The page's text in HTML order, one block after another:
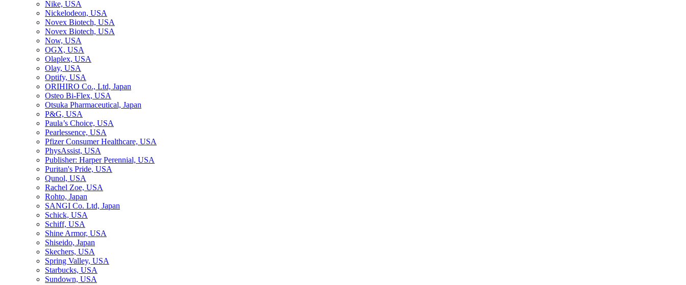
Nike, USA
Niсkelodeon, USA
Novex Biotech, USA
Novex Biotech, USA
Now, USA
OGX, USA
Olaplex, USA
Olay, USA
Optify, USA
ORIHIRO Co., Ltd, Japan
Osteo Bi-Flex, USA
Otsuka Pharmaceutical, Japan
P&G, USA
Paula’s Choice, USA
Pearlessence, USA
Pfizer Consumer Healthcare, USA
PhysAssist, USA
Publisher: Harper Perennial, USA
Puritan's Pride, USA
Qunol, USA
Rachel Zoe, USA
Rohto, Japan
SANGI Co. Ltd, Japan
Schick, USA
Schiff, USA
Shine Armor, USA
Shiseido, Japan
Skechers, USA
Spring Valley, USA
Starbucks, USA
Sundown, USA